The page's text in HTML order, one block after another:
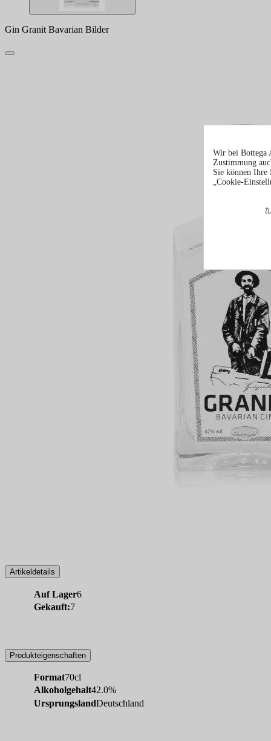
Gin Granit Bavarian Bilder
Artikeldetails
Auf Lager6
Gekauft:7
Produkteigenschaften
Format70cl
Alkoholgehalt42.0%
UrsprungslandDeutschland
Wir bei Bottega
Zustimmung
Sie können
„Cookie-